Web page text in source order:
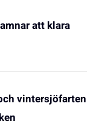
att klara
vintersjöfarten